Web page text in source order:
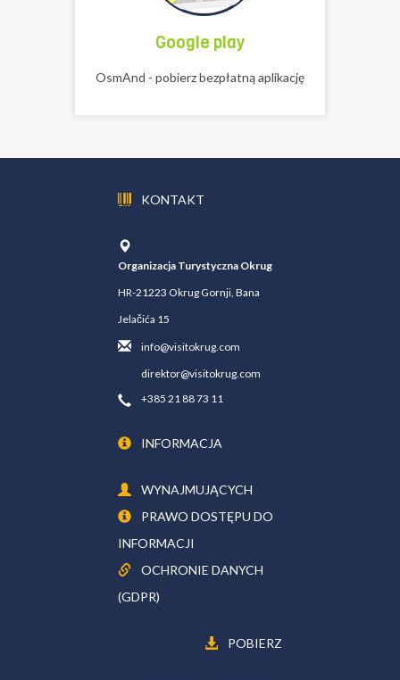
Google play
OsmAnd - pobierz bezpłatną aplikację
KONTAKT
Organizacja Turystyczna Okrug
HR-21223 Okrug Gornji, Bana
Jelačića 15
info@visitokrug.com
direktor@visitokrug.com
+385 21 88 73 11
INFORMACJA
WYNAJMUJĄCYCH
PRAWO DOSTĘPU DO
INFORMACJI
OCHRONIE DANYCH
(GDPR)
POBIERZ